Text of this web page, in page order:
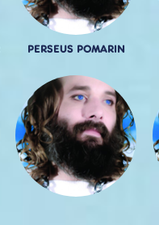
PERSEUS POMARIN